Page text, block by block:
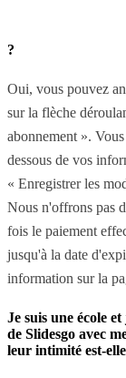
?
Oui, vous pouvez
sur la flèche
abonnement ».
dessous de vos
« Enregistrer les
Nous n'offrons pas
fois le paiement
jusqu'à la date
information sur la
Je suis une école
de Slidesgo avec
leur intimité est-